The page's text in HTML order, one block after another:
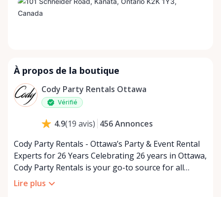
À propos de la boutique
Cody Party Rentals Ottawa
Vérifié
4.9(19 avis) 456Annonces
Cody Party Rentals - Ottawa’s Party & Event Rental
Experts for 26 Years Celebrating 26 years in Ottawa,
Cody Party Rentals is your go-to source for all
things party and event rentals. We’re proud to be a
partner of Rent Anything, expanding our offerings
Lire plus